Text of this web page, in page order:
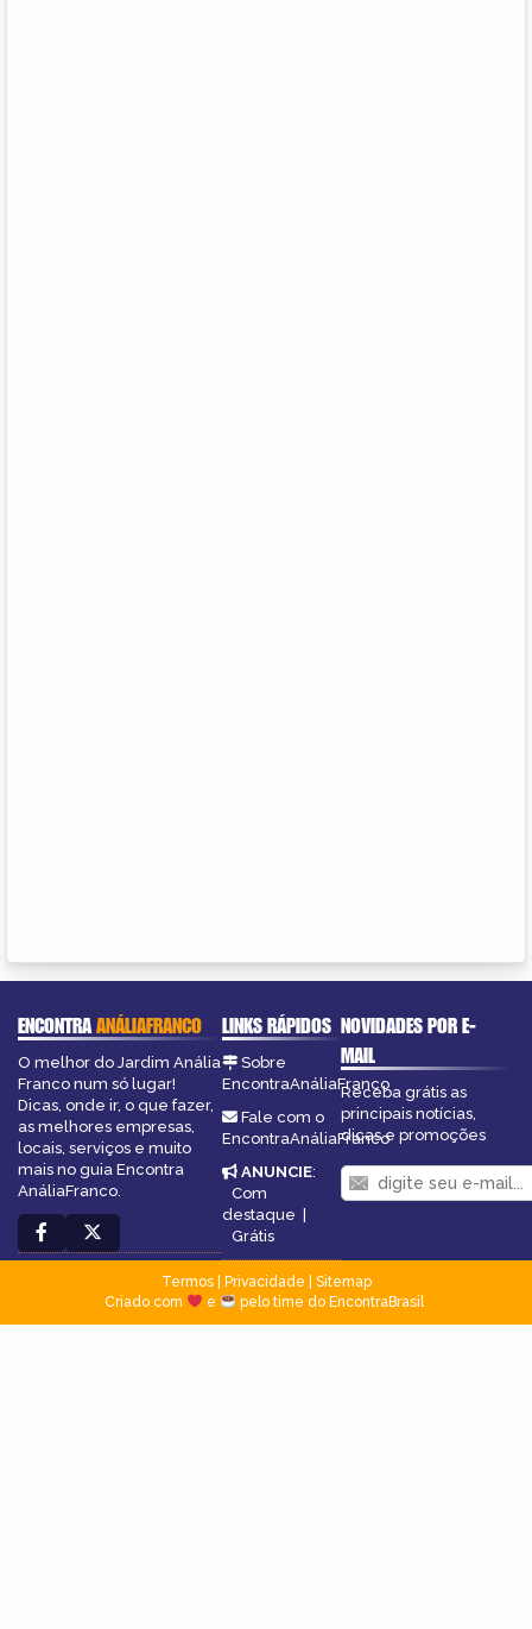
ENCONTRAANÁLIAFRANCO
O melhor do Jardim Anália
Franco num só lugar!
Dicas, onde ir, o que fazer,
as melhores empresas,
locais, serviços e muito
mais no guia Encontra
AnáliaFranco.
LINKS RÁPIDOS
Sobre
EncontraAnáliaFranco
Fale com o
EncontraAnáliaFranco
ANUNCIE:
Com
destaque
Grátis
NOVIDADES POR E-
MAIL
Receba grátis as
principais notícias,
dicas e promoções
Termos| Privacidade
Sitemap
Criado com
e pelo time do EncontraBrasil